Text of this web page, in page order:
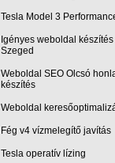
Tesla Model 3
Igényes weboldal készítés
Szeged
Weboldal SEO Olcsó
készítés
Weboldal
Fég v4 vízmelegítő javítás
Tesla operatív lízing